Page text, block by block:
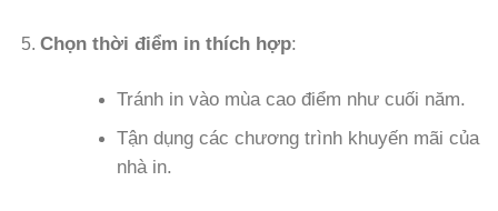
Chọn thời điểm in thích hợp:
Tránh in vào mùa cao điểm như cuối năm.
Tận dụng các chương trình khuyến mãi của
nhà in.